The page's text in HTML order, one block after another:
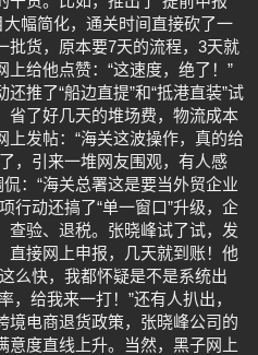
幅简化，通关时间直接砍了一
批货，原本要7天的流程，3天就
给他点赞：“这速度，绝了！”
推了“船边直提”和“抵港直装”试
省了好几天的堆场费，物流成本
上发帖：“海关这波操作，真的给
，引来一堆网友围观，有人感
：“海关总署这是要当外贸企业
行动还搞了“单一窗口”升级，企
查验、退税。张晓峰试了试，发
直接网上申报，几天就到账！他
么快，我都怀疑是不是系统出
，给我来一打！”还有人扒出，
境电商退货政策，张晓峰公司的
意度直线上升。当然，黑子网上